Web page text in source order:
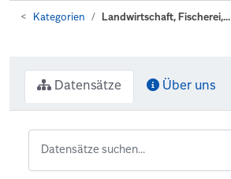
Kategorien Landwirtschaft, Fischerei,...
Datensätze Über uns